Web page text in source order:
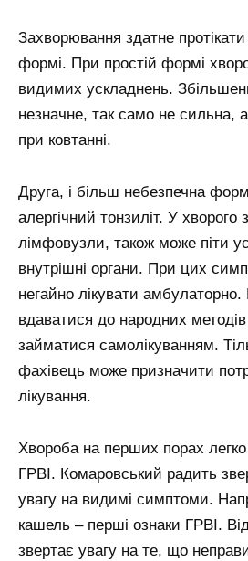
Захворювання здатне протікати
формі. При простій формі
видимих ускладнень.
незначне, так само не сильна,
при ковтанні.
Друга, і більш небезпечна
алергічний тонзиліт. У хворого
лімфовузли, також може піти
внутрішні органи. При цих
негайно лікувати амбулаторно.
вдаватися до народних методів
займатися самолікуванням.
фахівець може призначити
лікування.
Хвороба на перших порах
ГРВІ. Комаровський радить
увагу на видимі симптоми.
кашель – перші ознаки ГРВІ.
звертає увагу на те, що